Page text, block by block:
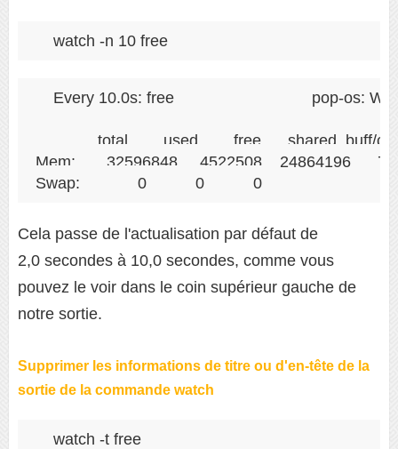
watch -n 10 free
Every 10.0s: free                               pop-os:
total        used        free      shared
Mem:       32596848     4522508    24864196
Swap:             0           0           0
Cela passe de l'actualisation par défaut de
2,0 secondes à 10,0 secondes, comme vous
pouvez le voir dans le coin supérieur gauche de
notre sortie.
Supprimer les informations de titre ou d'en-tête de la
sortie de la commande watch
watch -t free